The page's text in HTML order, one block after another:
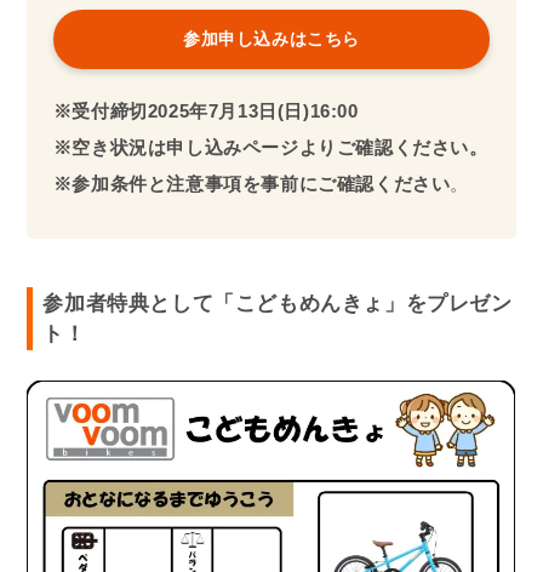
参加申し込みはこちら
※受付締切2025年7月13日(日)16:00
※空き状況は申し込みページよりご確認ください。
※参加条件と注意事項を事前にご確認ください。
参加者特典として「こどもめんきょ」をプレゼン
ト！